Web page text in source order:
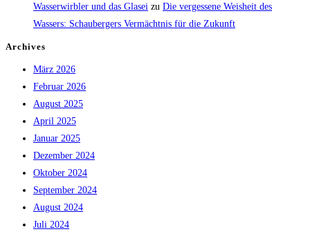
Wasserwirbler und das Glasei zu Die vergessene Weisheit des
Wassers: Schaubergers Vermächtnis für die Zukunft
Archives
März 2026
Februar 2026
August 2025
April 2025
Januar 2025
Dezember 2024
Oktober 2024
September 2024
August 2024
Juli 2024